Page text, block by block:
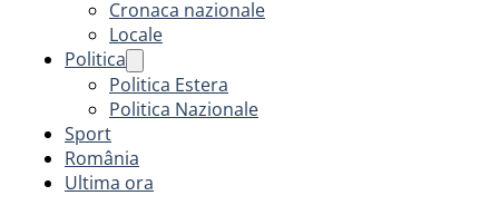
Cronaca nazionale
Locale
Politica
Politica Estera
Politica Nazionale
Sport
România
Ultima ora